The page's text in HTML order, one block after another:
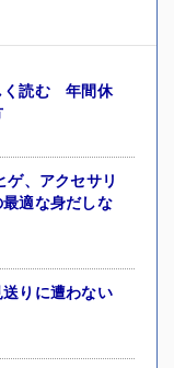
く読む 年間休
、アクセサリ
適な身だしな
りに遭わない